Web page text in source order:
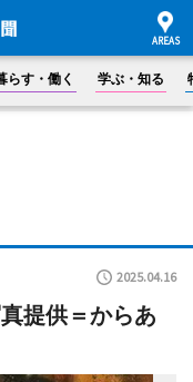
らす・働く 学ぶ・知る
2025.04.16
提供＝からあ